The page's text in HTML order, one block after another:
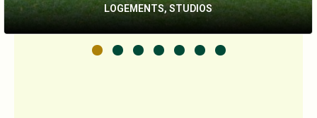
LOGEMENTS, STUDIOS
LOGEMENTS, STUDIOS